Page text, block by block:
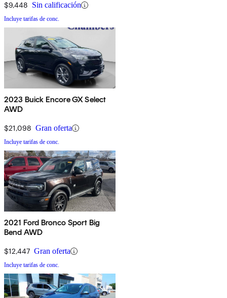
$9,448 Sin calificación
Incluye tarifas de conc.
2023 Buick Encore GX Select
AWD
$21,098 Gran oferta
Incluye tarifas de conc.
2021 Ford Bronco Sport Big
Bend AWD
$12,447 Gran oferta
Incluye tarifas de conc.